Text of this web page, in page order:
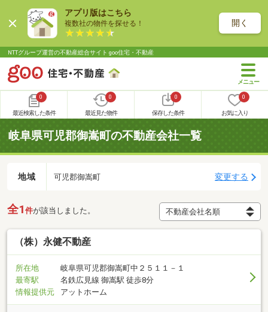
アプリ版はこちら
複数社の物件を探せる！ 開く
NTTグループ運営の不動産総合サイト goo住宅・不動産
0
最近検索した条件
0
最近見た物件
0
保存した条件
0
お気に入り
岐阜県可児郡御嵩町の不動産会社一覧
地域 可児郡御嵩町 変更する
全1 件が該当しました。
（株）永健不動産
所在地
岐阜県可児郡御嵩町中２５１１－１
最寄駅
名鉄広見線 御嵩駅 徒歩8分
情報提供元
アットホーム